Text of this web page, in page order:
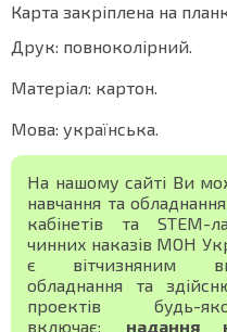
Карта закріплена на
Друк: повноколірний.
Матеріал: картон.
Мова: українська.
На нашому сайті Ви
навчання та
кабінетів та STEM-
чинних наказів МОН
є вітчизняним
обладнання та
проектів будь-
включає: надання